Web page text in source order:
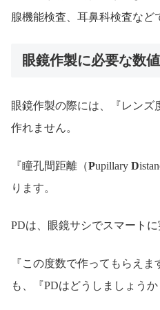
腺機能検査、耳鼻科検査など
眼鏡作製に必要な数値
眼鏡作製の際には、『レンズ
作れません。
『瞳孔間距離（Pupillary D
ります。
PDは、眼鏡サシでスマート
『この度数で作ってもらえ
も、『PDはどうしましょう